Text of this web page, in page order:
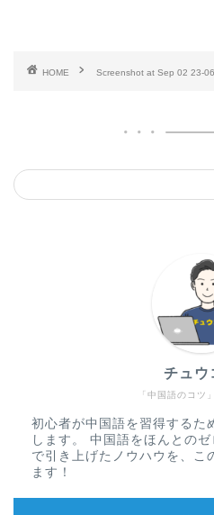
HOME Screenshot at Sep 02 23-
「中国語のコツ
チュウ
初心者が中国語を習得するた
します。 中国語をほんとの
で引き上げたノウハウを、こ
ます！